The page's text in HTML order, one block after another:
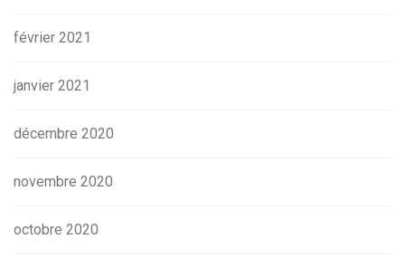
février 2021
janvier 2021
décembre 2020
novembre 2020
octobre 2020